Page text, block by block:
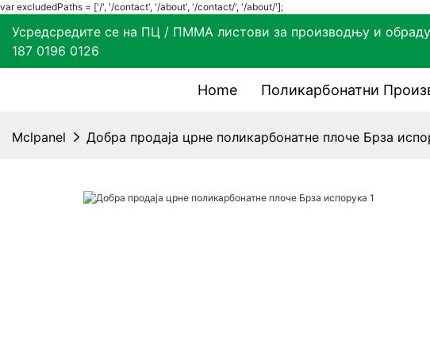
var excludedPaths = ['/', '/contact', '/about', '/contact/', '/about/'];
Усредсредите се на ПЦ / ПММА листови за производњу и
187 0196 0126
Home Поликарбонатни
Mclpanel Добра продаја црне поликарбонатне плоче Брза